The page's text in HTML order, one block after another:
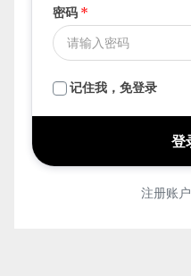
密码 *
记住我，免登录
注册账户